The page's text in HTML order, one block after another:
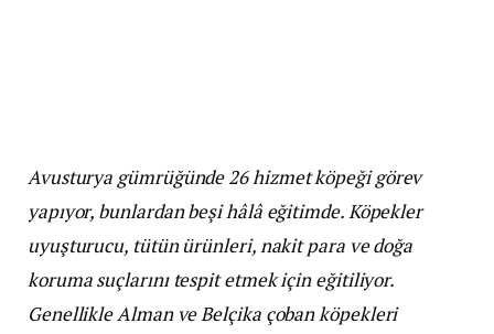
Avusturya gümrüğünde 26 hizmet köpeği görev
yapıyor, bunlardan beşi hâlâ eğitimde. Köpekler
uyuşturucu, tütün ürünleri, nakit para ve doğa
koruma suçlarını tespit etmek için eğitiliyor.
Genellikle Alman ve Belçika çoban köpekleri